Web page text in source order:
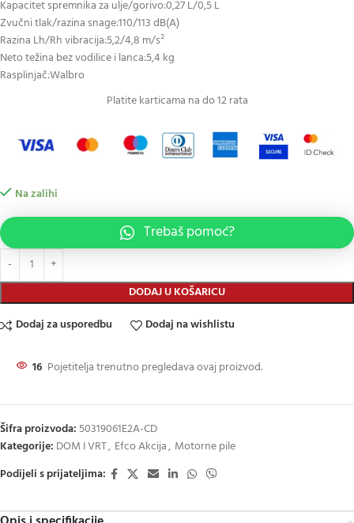
Kapacitet spremnika za ulje/gorivo:0,27 L/0,5 L
Zvučni tlak/razina snage:110/113 dB(A)
Razina Lh/Rh vibracija:5,2/4,8 m/s²
Neto težina bez vodilice i lanca:5,4 kg
Rasplinjač:Walbro
Platite karticama na do 12 rata
Na zalihi
DODAJ U KOŠARICU
Trebaš pomoć?
Dodaj za usporedbu Dodaj na wishlistu
16 Pojetitelja trenutno pregledava ovaj proizvod.
Šifra proizvoda: 50319061E2A-CD
Kategorije: DOM I VRT, Efco Akcija, Motorne pile
Podijeli s prijateljima: